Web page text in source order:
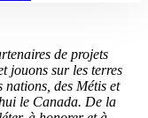
de projets
jouons sur les terres
nations, des Métis et
le Canada. De la